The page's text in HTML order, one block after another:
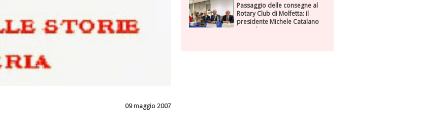
09 maggio 2007
Passaggio delle consegne al
Rotary Club di Molfetta: il
presidente Michele Catalano
succede a se stesso